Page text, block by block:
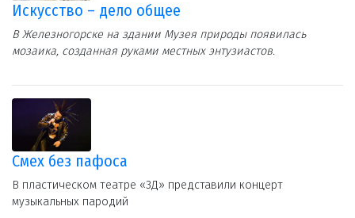
Искусство – дело общее
В Железногорске на здании Музея природы появилась
мозаика, созданная руками местных энтузиастов.
Смех без пафоса
В пластическом театре «3Д» представили концерт
музыкальных пародий